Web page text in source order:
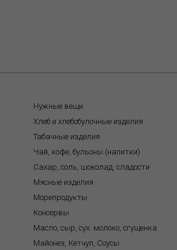
Нужные вещи
Хлеб и хлебобулочные изделия
Табачные изделия
Чай, кофе, бульоны (напитки)
Сахар, соль, шоколад, сладости
Мясные изделия
Морепродукты
Консервы
Масло, сыр, сух. молоко, сгущенка
Майонез, Кетчуп, Соусы